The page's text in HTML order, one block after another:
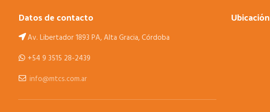
Datos de contacto
Av. Libertador 1893 PA, Alta Gracia, Córdoba
+54 9 3515 28-2439
info@mtcs.com.ar
Ubicación